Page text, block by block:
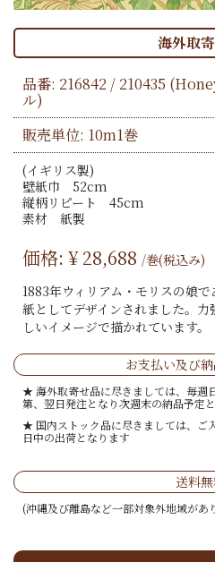
海外取
品番: 216842 / 210435
ル)
販売単位: 10m1巻
(イギリス製)
壁紙巾 52cm
縦柄リピート 45cm
素材 紙製
価格: ¥28,688 /巻(税込み)
1883年ウィリアム・モリスの娘
紙としてデザインされました。
しいイメージで描かれています。
お支払い及び
★ 海外取寄せ品に尽きましては、毎週
第、翌日発注となり次週末の納品予定
★ 国内ストック品に尽きましては、ご
日中の出荷となります
送料
(沖縄及び離島など一部対象外地域があ